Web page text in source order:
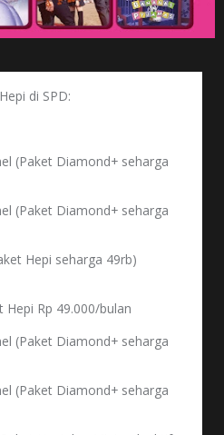
di SPD:
(Paket Diamond+ seharga
(Paket Diamond+ seharga
Rp 49.000/bulan
(Paket Diamond+ seharga
(Paket Diamond+ seharga